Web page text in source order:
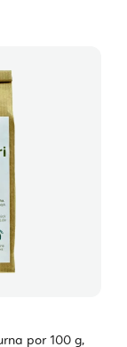
por 100 g,